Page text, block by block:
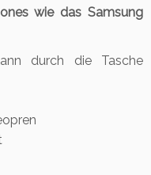
wie das Samsung
durch die Tasche